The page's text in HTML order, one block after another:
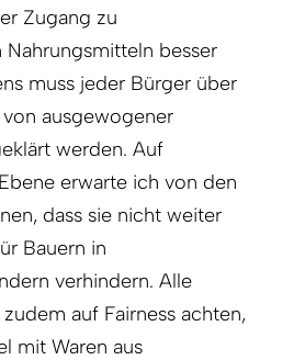
Zugang zu
Nahrungsmitteln besser
muss jeder Bürger über
ausgewogener
werden. Auf
erwarte ich von den
dass sie nicht weiter
Bauern in
verhindern. Alle
auf Fairness achten,
mit Waren aus